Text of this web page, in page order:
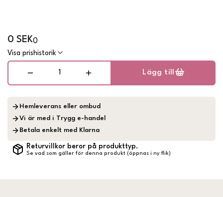
0 SEK0
Visa prishistorik
Lägg till
Hemleverans eller ombud
Vi är med i Trygg e-handel
Betala enkelt med Klarna
Returvillkor beror på produkttyp.
Se vad som gäller för denna produkt (öppnas i ny flik)